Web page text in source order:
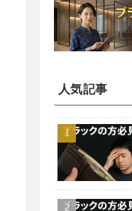
人気記事